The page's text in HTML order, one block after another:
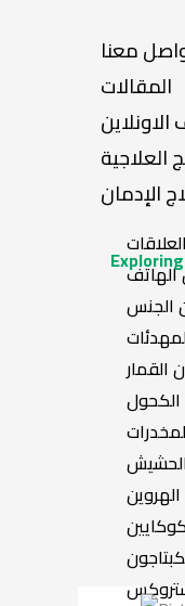
معنا
المقالات
العلاجية
الإدمان
الهاتف
الجنس
القمار
الكحول